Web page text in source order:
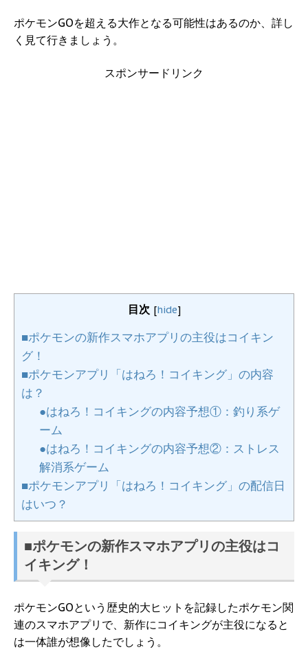
ポケモンGOを超える大作となる可能性はあるのか、詳し
く見て行きましょう。
スポンサードリンク
目次 [hide]
■ポケモンの新作スマホアプリの主役はコイキン
グ！
■ポケモンアプリ「はねろ！コイキング」の内容
は？
●はねろ！コイキングの内容予想①：釣り系ゲ
ーム
●はねろ！コイキングの内容予想②：ストレス
解消系ゲーム
■ポケモンアプリ「はねろ！コイキング」の配信日
はいつ？
■ポケモンの新作スマホアプリの主役はコ
イキング！
ポケモンGOという歴史的大ヒットを記録したポケモン関
連のスマホアプリで、新作にコイキングが主役になると
は一体誰が想像したでしょう。